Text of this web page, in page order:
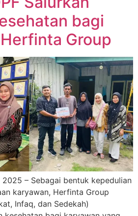
bagi
Group
– Sebagai bentuk kepedulian
karyawan, Herfinta Group
Infaq, dan Sedekah)